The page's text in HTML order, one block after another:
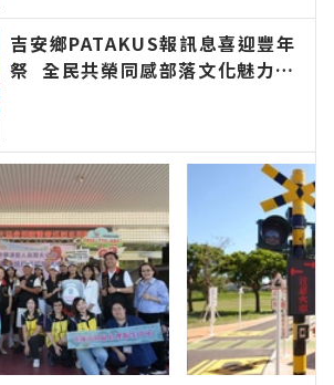
最新的在地資訊！
吉安鄉PATAKUS報訊息喜迎豐年
祭 全民共榮同感部落文化魅力∣
資訊！